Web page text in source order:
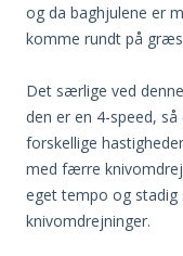
og da baghjulene er
komme rundt på
Det særlige ved
den er en 4-speed,
forskellige
med færre
eget tempo og
knivomdrejninger.